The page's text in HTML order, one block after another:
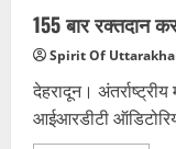
155 बार रक्तदान
Spirit Of
देहरादून।
आईआरडीटी